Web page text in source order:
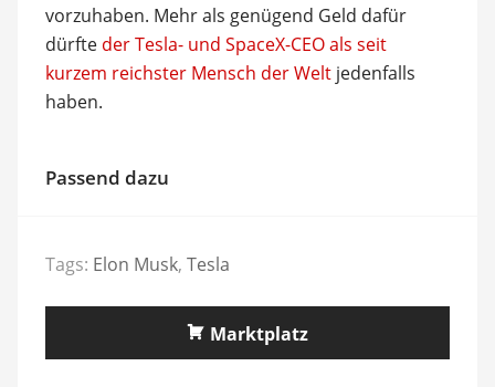
vorzuhaben. Mehr als genügend Geld dafür
dürfte der Tesla- und SpaceX-CEO als seit
kurzem reichster Mensch der Weltjedenfalls
haben.
Passend dazu
Tags: Elon Musk, Tesla
Marktplatz